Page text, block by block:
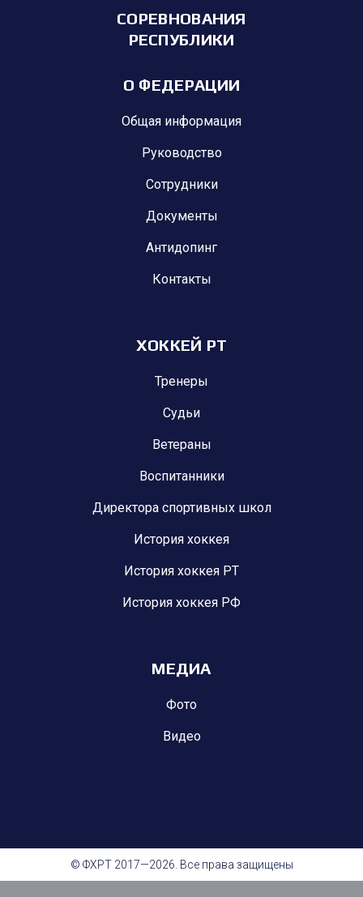
СОРЕВНОВАНИЯ
РЕСПУБЛИКИ
О ФЕДЕРАЦИИ
Общая информация
Руководство
Сотрудники
Документы
Антидопинг
Контакты
ХОККЕЙ РТ
Тренеры
Судьи
Ветераны
Воспитанники
Директора спортивных школ
История хоккея
История хоккея РТ
История хоккея РФ
МЕДИА
Фото
Видео
© ФХРТ 2017—2026. Все права защищены